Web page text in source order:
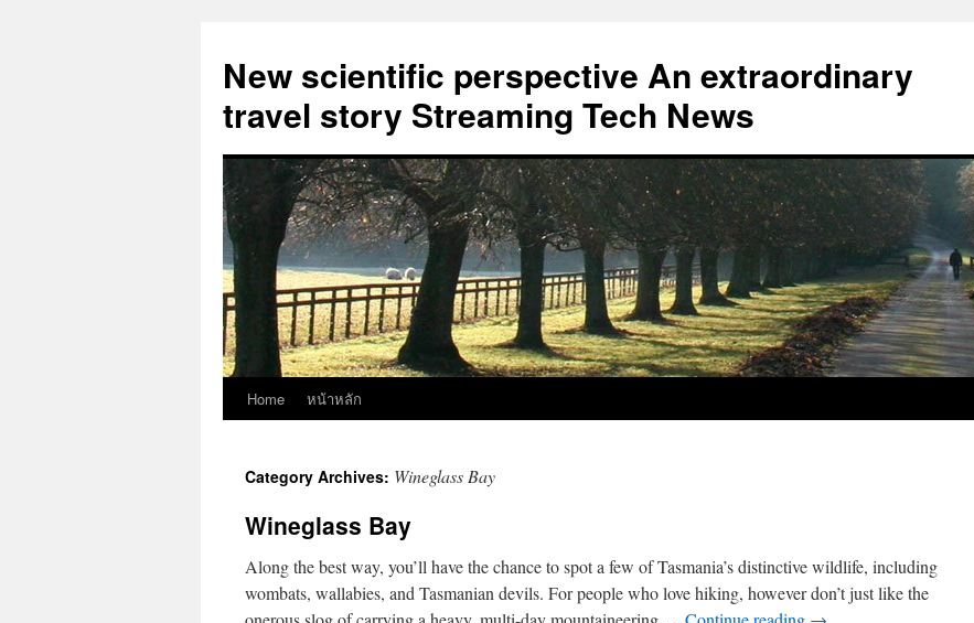
New scientific perspective An extraordinary
travel story Streaming Tech News
Skip
content
Home หน้าหลัก
Category Archives: Wineglass Bay
Wineglass Bay
Along the best way, you’ll have the chance to spot a few of Tasmania’s distinctive wildlife, including
wombats, wallabies, and Tasmanian devils. For people who love hiking, however don’t just like the